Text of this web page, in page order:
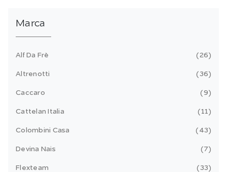
Marca
Alf Da Frè 26
Altrenotti 36
Caccaro 9
Cattelan Italia 11
Colombini Casa 43
Devina Nais 7
Flexteam 33